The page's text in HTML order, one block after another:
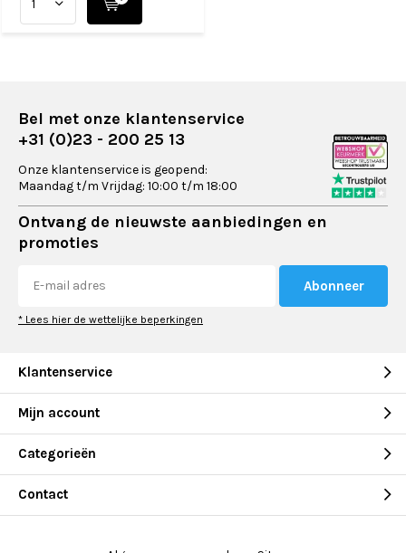
Bel met onze klantenservice
+31 (0)23 - 200 25 13
Onze klantenservice is geopend:
Maandag t/m Vrijdag: 10:00 t/m 18:00
Ontvang de nieuwste aanbiedingen en
promoties
Abonneer
* Lees hier de wettelijke beperkingen
Klantenservice
Mijn account
Categorieën
Contact